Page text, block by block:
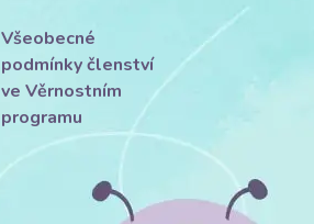
Všeobecné
podmínky členství
ve Věrnostním
programu